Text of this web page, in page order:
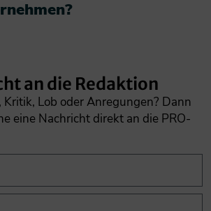
an die Redaktion
Kritik, Lob oder Anregungen? Dann
eine Nachricht direkt an die PRO-